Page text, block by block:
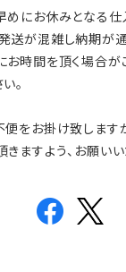
にお休みとなる仕
送が混雑し納期が通
時間を頂く場合が
。
をお掛け致します
ますよう、お願いい